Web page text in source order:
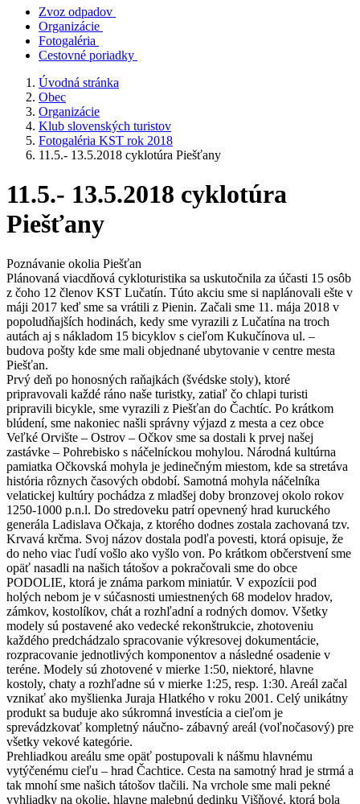
Zvoz odpadov
Organizácie
Fotogaléria
Cestovné poriadky
Úvodná stránka
Obec
Organizácie
Klub slovenských turistov
Fotogaléria KST rok 2018
11.5.- 13.5.2018 cyklotúra Piešťany
11.5.- 13.5.2018 cyklotúra
Piešťany
Poznávanie okolia Piešťan
Plánovaná viacdňová cykloturistika sa uskutočnila za účasti 15 osôb
z čoho 12 členov KST Lučatín. Túto akciu sme si naplánovali ešte v
máji 2017 keď sme sa vrátili z Pienin. Začali sme 11. mája 2018 v
popoludňajších hodinách, kedy sme vyrazili z Lučatína na troch
autách aj s nákladom 15 bicyklov s cieľom Kukučínova ul. –
budova pošty kde sme mali objednané ubytovanie v centre mesta
Piešťan.
Prvý deň po honosných raňajkách (švédske stoly), ktoré
pripravovali každé ráno naše turistky, zatiaľ čo chlapi turisti
pripravili bicykle, sme vyrazili z Piešťan do Čachtíc. Po krátkom
blúdení, sme nakoniec našli správny výjazd z mesta a cez obce
Veľké Orvište – Ostrov – Očkov sme sa dostali k prvej našej
zastávke – Pohrebisko s náčelníckou mohylou. Národná kultúrna
pamiatka Očkovská mohyla je jedinečným miestom, kde sa stretáva
história rôznych časových období. Samotná mohyla náčelníka
velatickej kultúry pochádza z mladšej doby bronzovej okolo rokov
1250-1000 p.n.l. Do stredoveku patrí opevnený hrad kuruckého
generála Ladislava Očkaja, z ktorého dodnes zostala zachovaná tzv.
Krvavá krčma. Svoj názov dostala podľa povesti, ktorá opisuje, že
do neho viac ľudí vošlo ako vyšlo von. Po krátkom občerstvení sme
opäť nasadli na našich tátošov a pokračovali sme do obce
PODOLIE, ktorá je známa parkom miniatúr. V expozícii pod
holých nebom je v súčasnosti umiestnených 68 modelov hradov,
zámkov, kostolíkov, chát a rozhľadní a rodných domov. Všetky
modely sú postavené ako vedecké rekonštrukcie, zhotoveniu
každého predchádzalo spracovanie výkresovej dokumentácie,
rozpracovanie jednotlivých komponentov a následné osadenie v
teréne. Modely sú zhotovené v mierke 1:50, niektoré, hlavne
kostoly, chaty a rozhľadne sú v mierke 1:25, resp. 1:30. Areál začal
vznikať ako myšlienka Juraja Hlatkého v roku 2001. Celý unikátny
produkt sa buduje ako súkromná investícia a cieľom je
sprevádzkovať kompletný náučno- zábavný areál (voľnočasový) pre
všetky vekové kategórie.
Prehliadkou areálu sme opäť postupovali k nášmu hlavnému
vytýčenému cieľu – hrad Čachtice. Cesta na samotný hrad je strmá a
tak mnohí sme našich tátošov tlačili. Na vrchole sme mali pekné
vyhliadky na okolie, hlavne malebnú dedinku Višňové, ktorá bola